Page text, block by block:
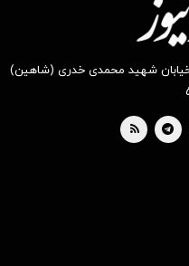
خیابان شهید محمدی خدری (شاهین)